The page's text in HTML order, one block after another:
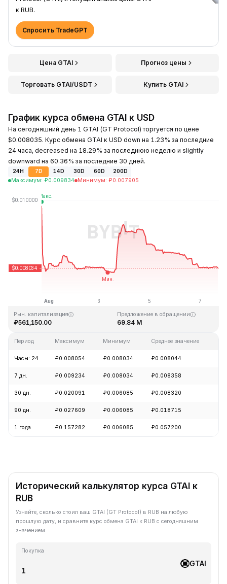
к RUB.
Спросить TradeGPT
Цена GTAI Прогноз цены
Торговать GTAI/USDT Купить GTAI
График курса обмена GTAI к USD
На сегодняшний день 1 GTAI (GT Protocol) торгуется по цене
$0.008035. Курс обмена GTAI к USD down на 1.23% за последние
24 часа, decreased на 18.29% за последнюю неделю и slightly
downward на 60.36% за последние 30 дней.
24H 7D 14D 30D 60D
200D
Максимум: ₽0.009834 Минимум: ₽0.007905
Последнее обновление: 17:22 GMT+0 2026-08-07
₽0.006047
Рын. капитализация
₽561,150.00
Предложение в обращении
69.84 M
Период Максимум Минимум Среднее значение
Часы: 24 ₽0.008054 ₽0.008034 ₽0.008044
7 дн. ₽0.009234 ₽0.008034 ₽0.008358
30 дн. ₽0.020091 ₽0.006085 ₽0.008320
90 дн. ₽0.027609 ₽0.006085 ₽0.018715
1 года ₽0.157282 ₽0.006085 ₽0.057200
Исторический калькулятор курса GTAI к
RUB
Узнайте, сколько стоил ваш GTAI (GT Protocol) в RUB на любую
прошлую дату, и сравните курс обмена GTAI к RUB с сегодняшним
значением.
Покупка
GTAI